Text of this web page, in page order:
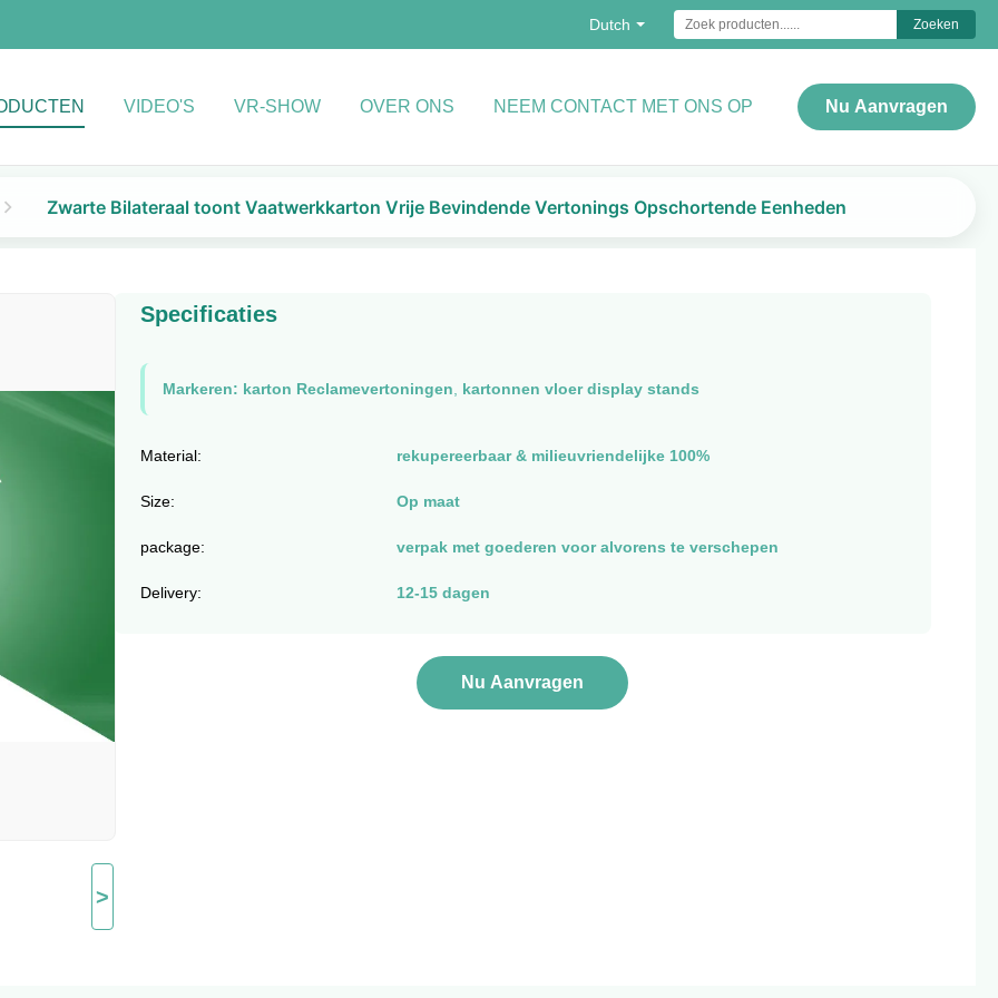
Dutch Zoeken
VIDEO'S VR-SHOW OVER ONS NEEM CONTACT MET ONS OP Nu Aanvragen
Zwarte Bilateraal toont Vaatwerkkarton Vrije Bevindende Vertonings Opschortende Eenheden
>
Specificaties
Markeren: karton Reclamevertoningen kartonnen vloer display stands
Material: rekupereerbaar & milieuvriendelijke 100%
Size: Op maat
package: verpak met goederen voor alvorens te verschepen
Delivery: 12-15 dagen
Nu Aanvragen